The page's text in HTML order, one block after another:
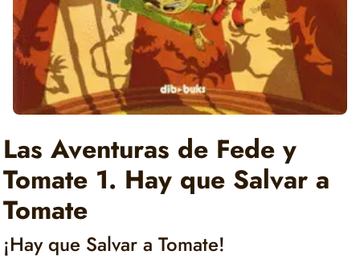
Las Aventuras de Fede y
Tomate 1. Hay que Salvar a
Tomate
¡Hay que Salvar a Tomate!